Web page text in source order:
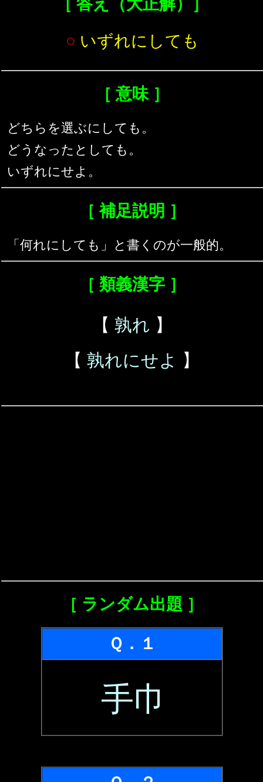
○ いずれにしても
［ 意味 ］
どちらを選ぶにしても。
どうなったとしても。
いずれにせよ。
［ 補足説明 ］
「何れにしても」と書くのが一般的。
［ 類義漢字 ］
【 孰れ 】
【 孰れにせよ 】
［ ランダム出題 ］
Ｑ．１
手巾